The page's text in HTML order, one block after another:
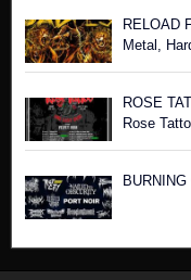
RELOAD
Metal,
ROSE
Rose